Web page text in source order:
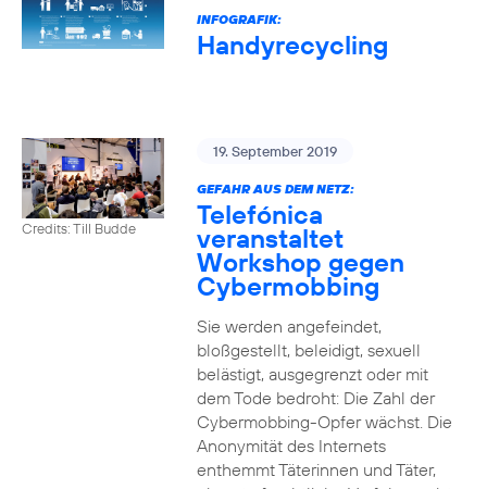
INFOGRAFIK:
Handyrecycling
Credits: Till Budde
19. September 2019
GEFAHR AUS DEM NETZ:
Telefónica
veranstaltet
Workshop gegen
Cybermobbing
Sie werden angefeindet,
bloßgestellt, beleidigt, sexuell
belästigt, ausgegrenzt oder mit
dem Tode bedroht: Die Zahl der
Cybermobbing-Opfer wächst. Die
Anonymität des Internets
enthemmt Täterinnen und Täter,